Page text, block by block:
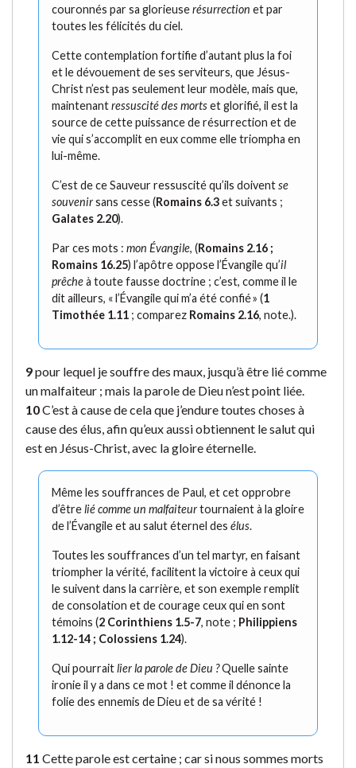
couronnés par sa glorieuserésurrection et par
toutes les félicités du ciel.
Cette contemplation fortifie d’autant plus la foi
et le dévouement de ses serviteurs, que Jésus-
Christ n’est pas seulement leur modèle, mais que,
maintenantressuscité des mortset glorifié, il est la
source de cette puissance de résurrection et de
vie qui s’accomplit en eux comme elle triompha en
lui-même.
C’est de ce Sauveur ressuscité qu’ils doiventse
souvenirsans cesse (Romains 6.3et suivants ;
Galates 2.20).
Par ces mots : mon Évangile, (Romains 2.16 ;
Romains 16.25) l’apôtre oppose l’Évangile qu’il
prêcheà toute fausse doctrine ; c’est, comme il le
dit ailleurs, « l’Évangile qui m’a été confié » (1
Timothée 1.11 ; comparez Romains 2.16, note.).
9pour lequel je souffre des maux, jusqu’à être lié comme
un malfaiteur ; mais la parole de Dieu n’est point liée.
10C’est à cause de cela que j’endure toutes choses à
cause des élus, afin qu’eux aussi obtiennent le salut qui
est en Jésus-Christ, avec la gloire éternelle.
Même les souffrances de Paul, et cet opprobre
d’êtrelié comme un malfaiteurtournaient à la gloire
de l’Évangile et au salut éternel des élus.
Toutes les souffrances d’un tel martyr, en faisant
triompher la vérité, facilitent la victoire à ceux qui
le suivent dans la carrière, et son exemple remplit
de consolation et de courage ceux qui en sont
témoins (2 Corinthiens 1.5-7, note ; Philippiens
1.12-14 ; Colossiens 1.24).
Qui pourraitlier la parole de Dieu ?Quelle sainte
ironie il y a dans ce mot ! et comme il dénonce la
folie des ennemis de Dieu et de sa vérité !
11 Cette parole est certaine ; car si nous sommes morts